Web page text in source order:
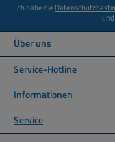
Ich habe die
Über uns
Service-Hotline
Informationen
Service